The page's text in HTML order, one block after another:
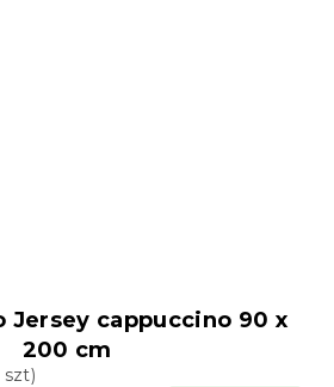
Jersey cappuccino 90 x
200 cm
szt)